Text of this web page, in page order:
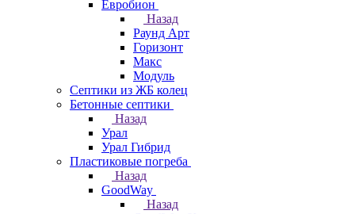
Евробион
Назад
Раунд Арт
Горизонт
Макс
Модуль
Септики из ЖБ колец
Бетонные септики
Назад
Урал
Урал Гибрид
Пластиковые погреба
Назад
GoodWay
Назад